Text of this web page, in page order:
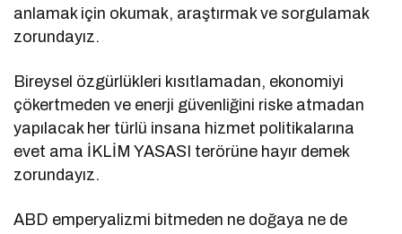
anlamak için okumak, araştırmak ve sorgulamak
zorundayız.
Bireysel özgürlükleri kısıtlamadan, ekonomiyi
çökertmeden ve enerji güvenliğini riske atmadan
yapılacak her türlü insana hizmet politikalarına
evet ama İKLİM YASASI terörüne hayır demek
zorundayız.
ABD emperyalizmi bitmeden ne doğaya ne de